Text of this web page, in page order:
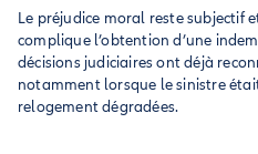
Le préjudice moral reste subjectif
complique l’obtention d’une
décisions judiciaires ont déjà
notamment lorsque le sinistre
relogement dégradées.